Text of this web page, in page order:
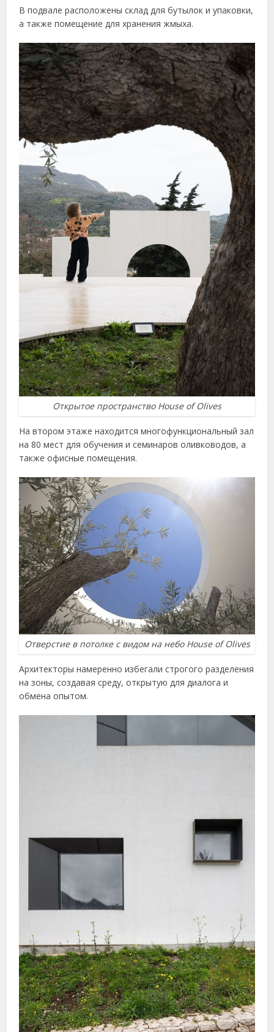
В подвале расположены склад для бутылок и упаковки,
а также помещение для хранения жмыха.
Открытое пространство House of Olives
На втором этаже находится многофункциональный зал
на 80 мест для обучения и семинаров оливководов, а
также офисные помещения.
Отверстие в потолке с видом на небо House of Olives
Архитекторы намеренно избегали строгого разделения
на зоны, создавая среду, открытую для диалога и
обмена опытом.